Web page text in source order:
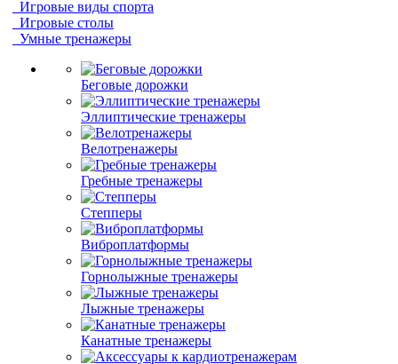
Игровые виды спорта
Игровые столы
Умные тренажеры
Беговые дорожки
Эллиптические тренажеры
Велотренажеры
Гребные тренажеры
Степперы
Виброплатформы
Горнолыжные тренажеры
Лыжные тренажеры
Канатные тренажеры